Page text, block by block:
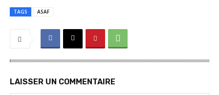
TAGS ASAF
LAISSER UN COMMENTAIRE